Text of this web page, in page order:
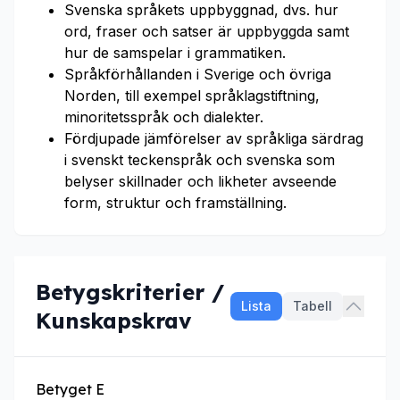
Svenska språkets uppbyggnad, dvs. hur
ord, fraser och satser är uppbyggda samt
hur de samspelar i grammatiken.
Språkförhållanden i Sverige och övriga
Norden, till exempel språklagstiftning,
minoritetsspråk och dialekter.
Fördjupade jämförelser av språkliga särdrag
i svenskt teckenspråk och svenska som
belyser skillnader och likheter avseende
form, struktur och framställning.
Betygskriterier /
Kunskapskrav
Lista Tabell
Betyget E